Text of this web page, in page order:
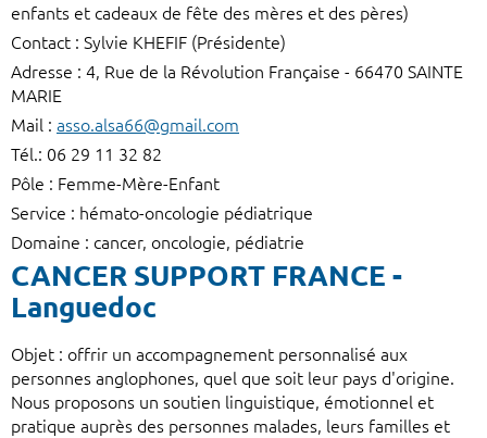
enfants et cadeaux de fête des mères et des pères)
Contact : Sylvie KHEFIF (Présidente)
Adresse : 4, Rue de la Révolution Française - 66470 SAINTE
MARIE
Mail : asso.alsa66@gmail.com
Tél.: 06 29 11 32 82
Pôle : Femme-Mère-Enfant
Service : hémato-oncologie pédiatrique
Domaine : cancer, oncologie, pédiatrie
CANCER SUPPORT FRANCE -
Languedoc
Objet : offrir un accompagnement personnalisé aux
personnes anglophones, quel que soit leur pays d'origine.
Nous proposons un soutien linguistique, émotionnel et
pratique auprès des personnes malades, leurs familles et